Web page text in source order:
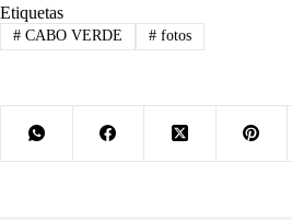
Etiquetas
#CABO VERDE #fotos